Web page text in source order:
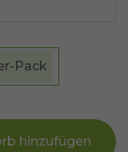
Pack
hinzufügen